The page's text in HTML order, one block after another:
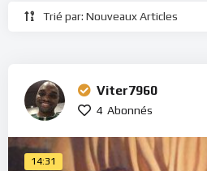
Trié par: Nouveaux Articles
Viter7960
4 Abonnés
14:31